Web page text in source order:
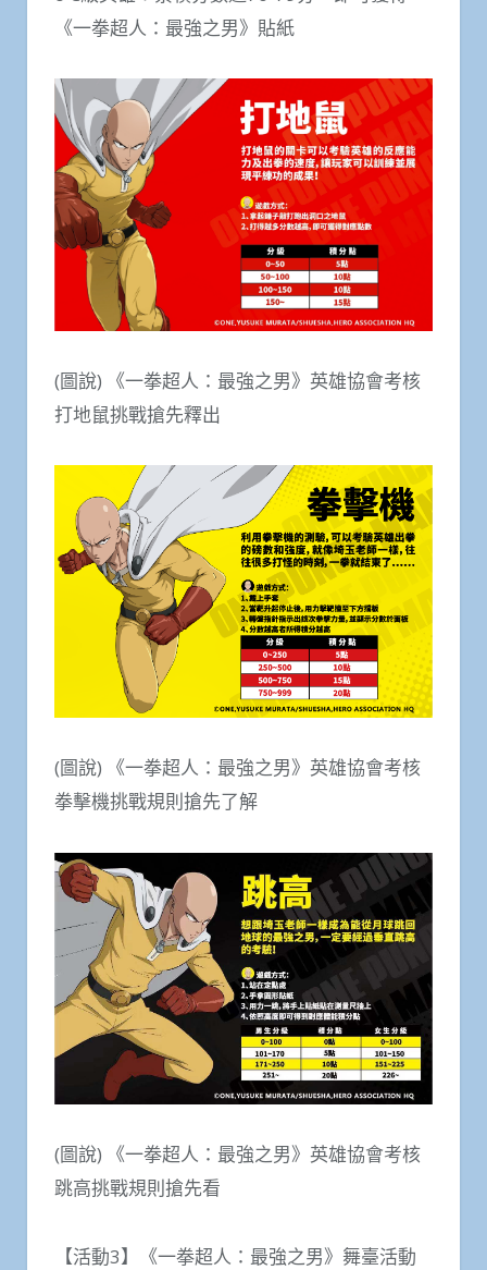
《一拳超人：最強之男》貼紙
(圖說) 《一拳超人：最強之男》英雄協會考核
打地鼠挑戰搶先釋出
(圖說) 《一拳超人：最強之男》英雄協會考核
拳擊機挑戰規則搶先了解
(圖說) 《一拳超人：最強之男》英雄協會考核
跳高挑戰規則搶先看
【活動3】《一拳超人：最強之男》舞臺活動